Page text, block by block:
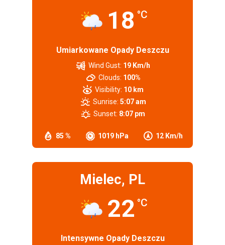
18 °C
Umiarkowane Opady Deszczu
85 % 1019 hPa 12 Km/h
Wind Gust: 19 Km/h
Clouds: 100%
Visibility: 10 km
Sunrise: 5:07 am
Sunset: 8:07 pm
Mielec, PL
22 °C
Intensywne Opady Deszczu